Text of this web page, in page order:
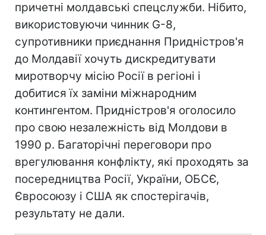
причетні молдавські спецслужби. Нібито,
використовуючи чинник G-8,
супротивники приєднання Придністров'я
до Молдавії хочуть дискредитувати
миротворчу місію Росії в регіоні і
добитися їх заміни міжнародним
контингентом. Придністров'я оголосило
про свою незалежність від Молдови в
1990 р. Багаторічні переговори про
врегулювання конфлікту, які проходять за
посередництва Росії, України, ОБСЄ,
Євросоюзу і США як спостерігачів,
результату не дали.